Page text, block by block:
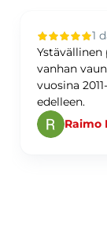
1
Ystävällinen
vanhan
vuosina
edelleen.
Raimo